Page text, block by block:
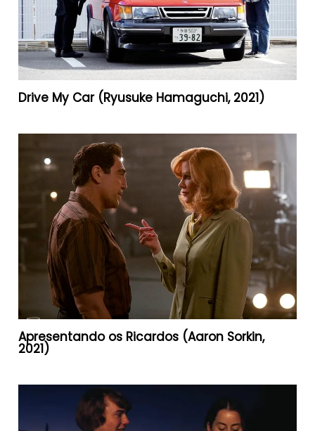
Drive My Car (Ryusuke Hamaguchi, 2021)
Apresentando os Ricardos (Aaron Sorkin,
2021)